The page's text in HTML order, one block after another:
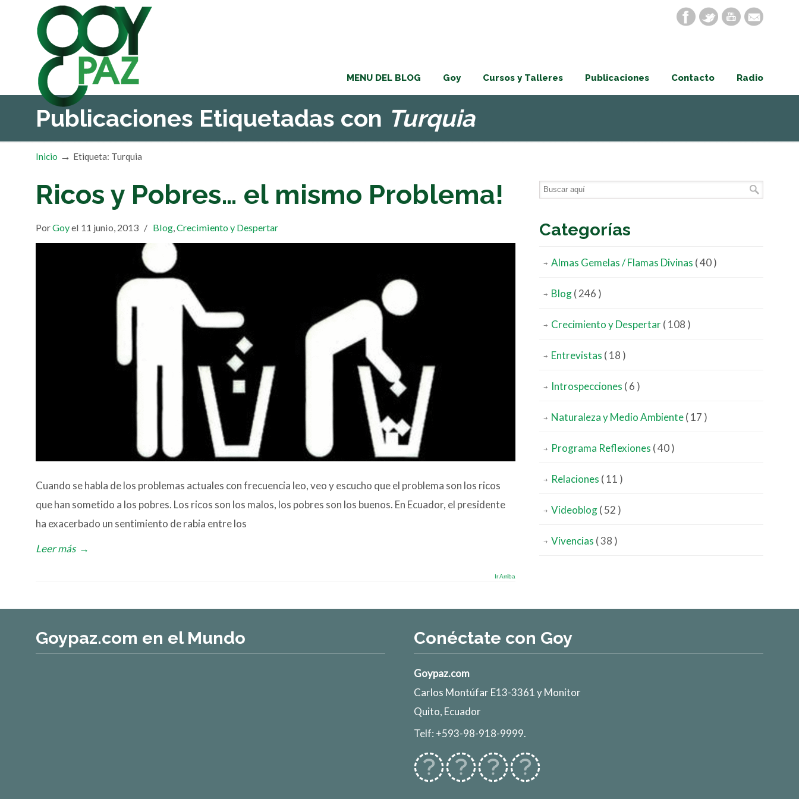
MENU DEL BLOG Goy Cursos y Talleres Publicaciones Contacto Radio
Publicaciones Etiquetadas con Turquia
Inicio → Etiqueta: Turquia
Ricos y Pobres… el mismo Problema!
PorGoyel 11 junio, 2013 / Blog,Crecimiento y Despertar
Cuando se habla de los problemas actuales con frecuencia leo, veo y escucho que el problema son los ricos
que han sometido a los pobres. Los ricos son los malos, los pobres son los buenos. En Ecuador, el presidente
ha exacerbado un sentimiento de rabia entre los
Leer más →
Ir Arriba
Categorías
Almas Gemelas / Flamas Divinas ( 40 )
Blog( 246 )
Crecimiento y Despertar( 108 )
Entrevistas ( 18 )
Introspecciones ( 6 )
Naturaleza y Medio Ambiente( 17 )
Programa Reflexiones ( 40 )
Relaciones ( 11 )
Videoblog( 52 )
Vivencias ( 38 )
Goypaz.com en el Mundo Conéctate con Goy
Goypaz.com
Carlos Montúfar E13-3361 y Monitor
Quito, Ecuador
Telf: +593-98-918-9999.